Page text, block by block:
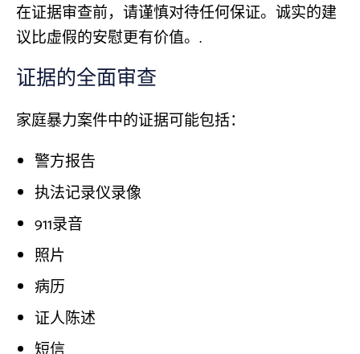
在证据审查前，请谨慎对待任何保证。诚实的建
议比虚假的安慰更有价值。.
证据的全面审查
家庭暴力案件中的证据可能包括：
警方报告
执法记录仪录像
911录音
照片
病历
证人陈述